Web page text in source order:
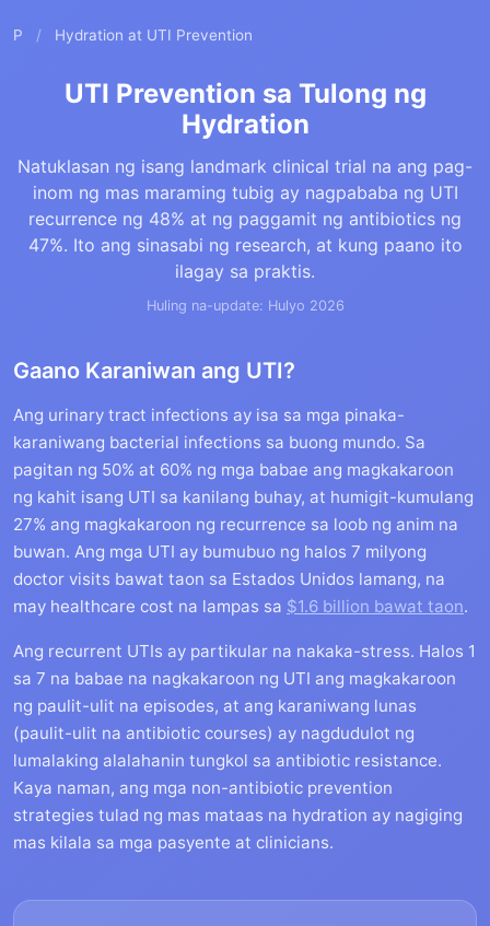
P / Hydration at UTI Prevention
UTI Prevention sa Tulong ng
Hydration
Natuklasan ng isang landmark clinical trial na ang pag-
inom ng mas maraming tubig ay nagpababa ng UTI
recurrence ng 48% at ng paggamit ng antibiotics ng
47%. Ito ang sinasabi ng research, at kung paano ito
ilagay sa praktis.
Huling na-update: Hulyo 2026
Gaano Karaniwan ang UTI?
Ang urinary tract infections ay isa sa mga pinaka-
karaniwang bacterial infections sa buong mundo. Sa
pagitan ng 50% at 60% ng mga babae ang magkakaroon
ng kahit isang UTI sa kanilang buhay, at humigit-kumulang
27% ang magkakaroon ng recurrence sa loob ng anim na
buwan. Ang mga UTI ay bumubuo ng halos 7 milyong
doctor visits bawat taon sa Estados Unidos lamang, na
may healthcare cost na lampas sa $1.6 billion bawat taon.
Ang recurrent UTIs ay partikular na nakaka-stress. Halos 1
sa 7 na babae na nagkakaroon ng UTI ang magkakaroon
ng paulit-ulit na episodes, at ang karaniwang lunas
(paulit-ulit na antibiotic courses) ay nagdudulot ng
lumalaking alalahanin tungkol sa antibiotic resistance.
Kaya naman, ang mga non-antibiotic prevention
strategies tulad ng mas mataas na hydration ay nagiging
mas kilala sa mga pasyente at clinicians.